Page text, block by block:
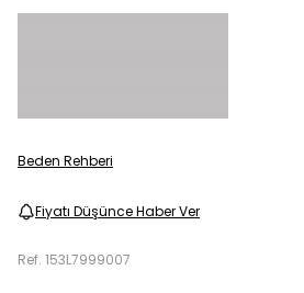
Beden Rehberi
Fiyatı Düşünce Haber Ver
Ref. 153L7999007